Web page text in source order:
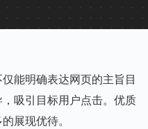
仅能明确表达网页的主旨目
吸引目标用户点击。 优质
展现优待。